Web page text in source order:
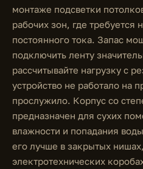
монтаже подсветки
рабочих зон, где требуется
постоянного тока. Запас
подключить ленту
рассчитывайте нагрузку с
устройство не работало на
прослужило. Корпус со
предназначен для сухих
влажности и попадания
его лучше в закрытых
электротехнических